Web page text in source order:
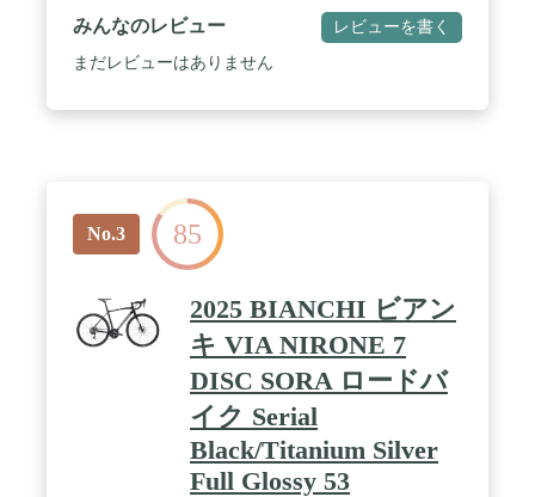
みんなのレビュー レビューを書く
まだレビューはありません
No.3 85
2025 BIANCHI ビアン
キ VIA NIRONE 7
DISC SORA ロードバ
イク Serial
Black/Titanium Silver
Full Glossy 53